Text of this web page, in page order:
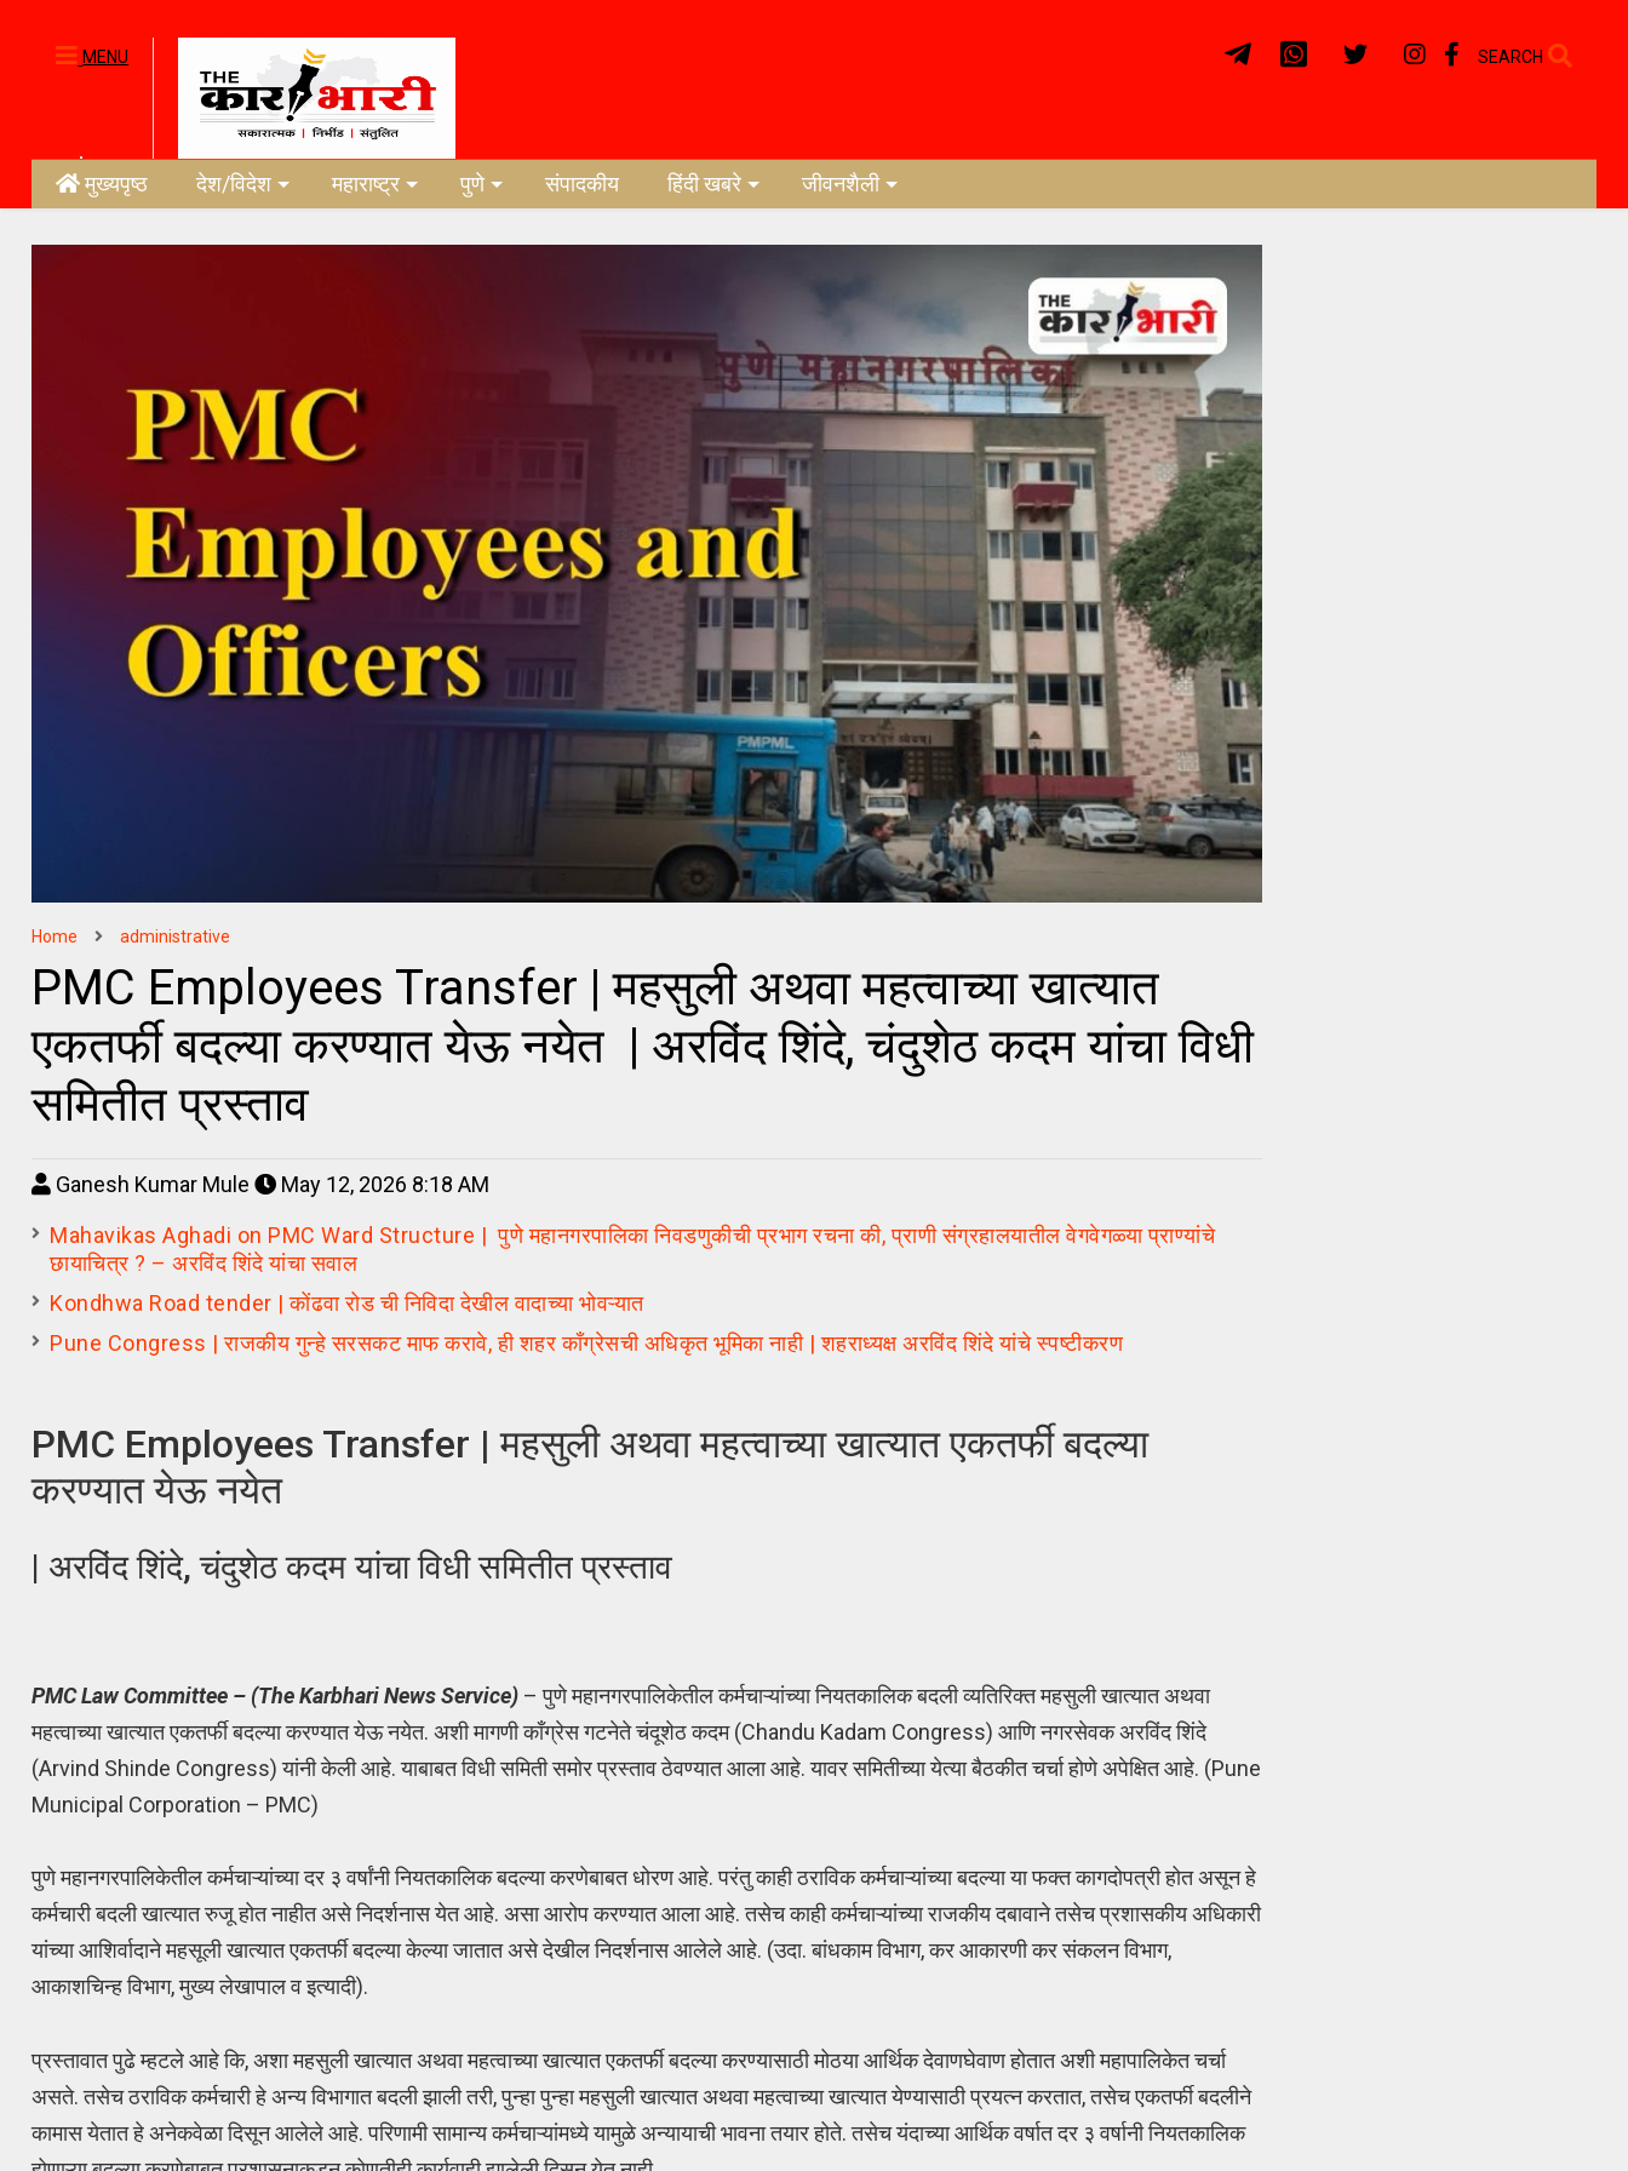
MENU SEARCH
मुख्यपृष्ठ देश/विदेश महाराष्ट्र पुणे संपादकीय हिंदी खबरे जीवनशैली
Home administrative
PMC Employees Transfer | महसुली अथवा महत्वाच्या खात्यात
एकतर्फी बदल्या करण्यात येऊ नयेत | अरविंद शिंदे, चंदुशेठ कदम यांचा विधी
समितीत प्रस्ताव
Ganesh Kumar Mule
May 12, 2026 8:18 AM
Mahavikas Aghadi on PMC Ward Structure | पुणे महानगरपालिका निवडणुकीची प्रभाग रचना की, प्राणी संग्रहालयातील वेगवेगळ्या प्राण्यांचे
छायाचित्र ? – अरविंद शिंदे यांचा सवाल
Kondhwa Road tender | कोंढवा रोड ची निविदा देखील वादाच्या भोवऱ्यात
Pune Congress | राजकीय गुन्हे सरसकट माफ करावे, ही शहर काँग्रेसची अधिकृत भूमिका नाही | शहराध्यक्ष अरविंद शिंदे यांचे स्पष्टीकरण
PMC Employees Transfer | महसुली अथवा महत्वाच्या खात्यात एकतर्फी बदल्या
करण्यात येऊ नयेत
| अरविंद शिंदे, चंदुशेठ कदम यांचा विधी समितीत प्रस्ताव
PMC Law Committee – (The Karbhari News Service) – पुणे महानगरपालिकेतील कर्मचाऱ्यांच्या नियतकालिक बदली व्यतिरिक्त महसुली खात्यात अथवा
महत्वाच्या खात्यात एकतर्फी बदल्या करण्यात येऊ नयेत. अशी मागणी कॉंग्रेस गटनेते चंदूशेठ कदम (Chandu Kadam Congress) आणि नगरसेवक अरविंद शिंदे
(Arvind Shinde Congress) यांनी केली आहे. याबाबत विधी समिती समोर प्रस्ताव ठेवण्यात आला आहे. यावर समितीच्या येत्या बैठकीत चर्चा होणे अपेक्षित आहे. (Pune
Municipal Corporation – PMC)
पुणे महानगरपालिकेतील कर्मचाऱ्यांच्या दर ३ वर्षांनी नियतकालिक बदल्या करणेबाबत धोरण आहे. परंतु काही ठराविक कर्मचाऱ्यांच्या बदल्या या फक्त कागदोपत्री होत असून हे
कर्मचारी बदली खात्यात रुजू होत नाहीत असे निदर्शनास येत आहे. असा आरोप करण्यात आला आहे. तसेच काही कर्मचाऱ्यांच्या राजकीय दबावाने तसेच प्रशासकीय अधिकारी
यांच्या आशिर्वादाने महसूली खात्यात एकतर्फी बदल्या केल्या जातात असे देखील निदर्शनास आलेले आहे. (उदा. बांधकाम विभाग, कर आकारणी कर संकलन विभाग,
आकाशचिन्ह विभाग, मुख्य लेखापाल व इत्यादी).
प्रस्तावात पुढे म्हटले आहे कि, अशा महसुली खात्यात अथवा महत्वाच्या खात्यात एकतर्फी बदल्या करण्यासाठी मोठया आर्थिक देवाणघेवाण होतात अशी महापालिकेत चर्चा
असते. तसेच ठराविक कर्मचारी हे अन्य विभागात बदली झाली तरी, पुन्हा पुन्हा महसुली खात्यात अथवा महत्वाच्या खात्यात येण्यासाठी प्रयत्न करतात, तसेच एकतर्फी बदलीने
कामास येतात हे अनेकवेळा दिसून आलेले आहे. परिणामी सामान्य कर्मचाऱ्यांमध्ये यामुळे अन्यायाची भावना तयार होते. तसेच यंदाच्या आर्थिक वर्षात दर ३ वर्षानी नियतकालिक